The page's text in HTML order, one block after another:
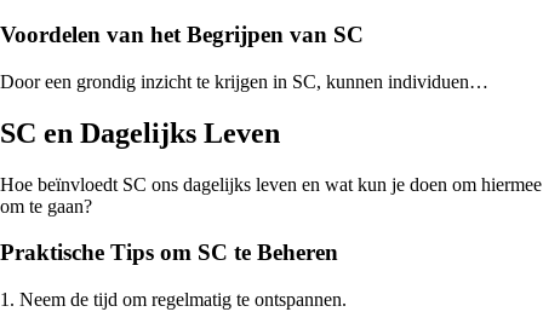
Voordelen van het Begrijpen van SC
Door een grondig inzicht te krijgen in SC, kunnen individuen…
SC en Dagelijks Leven
Hoe beïnvloedt SC ons dagelijks leven en wat kun je doen om hiermee
om te gaan?
Praktische Tips om SC te Beheren
1. Neem de tijd om regelmatig te ontspannen.